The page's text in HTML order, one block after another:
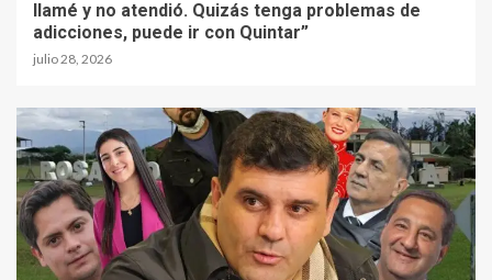
llamé y no atendió. Quizás tenga problemas de
adicciones, puede ir con Quintar”
julio 28, 2026